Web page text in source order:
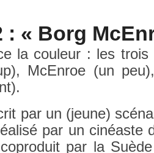
: « Borg
la co­uleur : les
McEn­roe (un
par un (jeune)
par un cinéaste
par la